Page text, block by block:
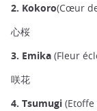
2. Kokoro(Cœur
心桜
3. Emika (Fleur
咲花
4. Tsumugi (Etoffe